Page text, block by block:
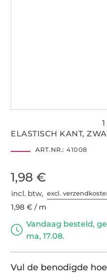
ELASTISCH KANT,
ART.NR.: 41008
1,98 €
incl. btw,excl.
1,98 € / m
Vandaag besteld,
ma, 17.08.
Vul de benodigde